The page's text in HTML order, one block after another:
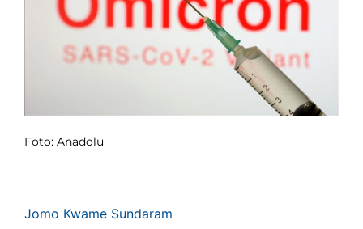
Foto: Anadolu
Jomo Kwame Sundaram